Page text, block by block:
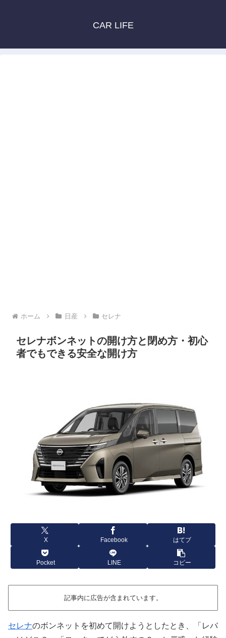
CAR LIFE
ホーム 日産 セレナ
セレナボンネットの開け方と閉め方・初心
者でもできる安全な開け方
X Facebook はてブ
Pocket LINE コピー
記事内に広告が含まれています。
セレナのボンネットを初めて開けようとしたとき、「レバ